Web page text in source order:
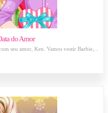
do Amor
seu amor, Ken. Vamos vestir Barbie,...